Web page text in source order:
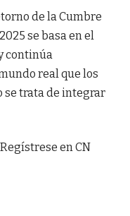
de la Cumbre
se basa en el
continúa
real que los
se trata de integrar
en CN